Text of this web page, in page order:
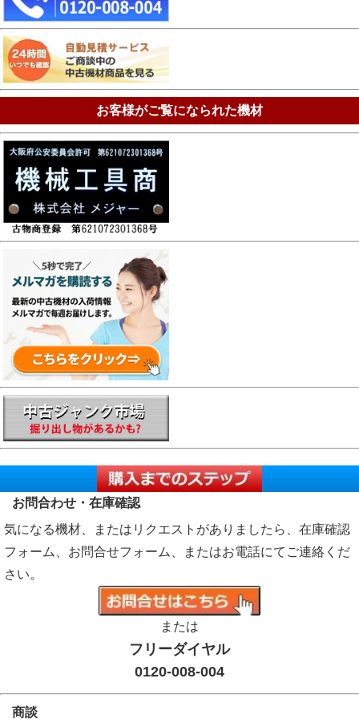
お客様がご覧になられた機材
お問合わせ・在庫確認
気になる機材、またはリクエストがありましたら、在庫確認
フォーム、お問合せフォーム、またはお電話にてご連絡くだ
さい。
または
フリーダイヤル
0120-008-004
商談